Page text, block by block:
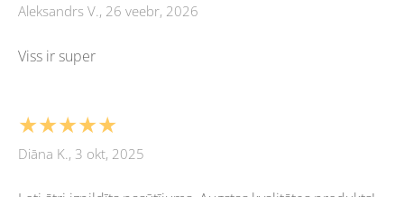
Aleksandrs V., 26 veebr, 2026
Viss ir super
★★★★★
Diāna K., 3 okt, 2025